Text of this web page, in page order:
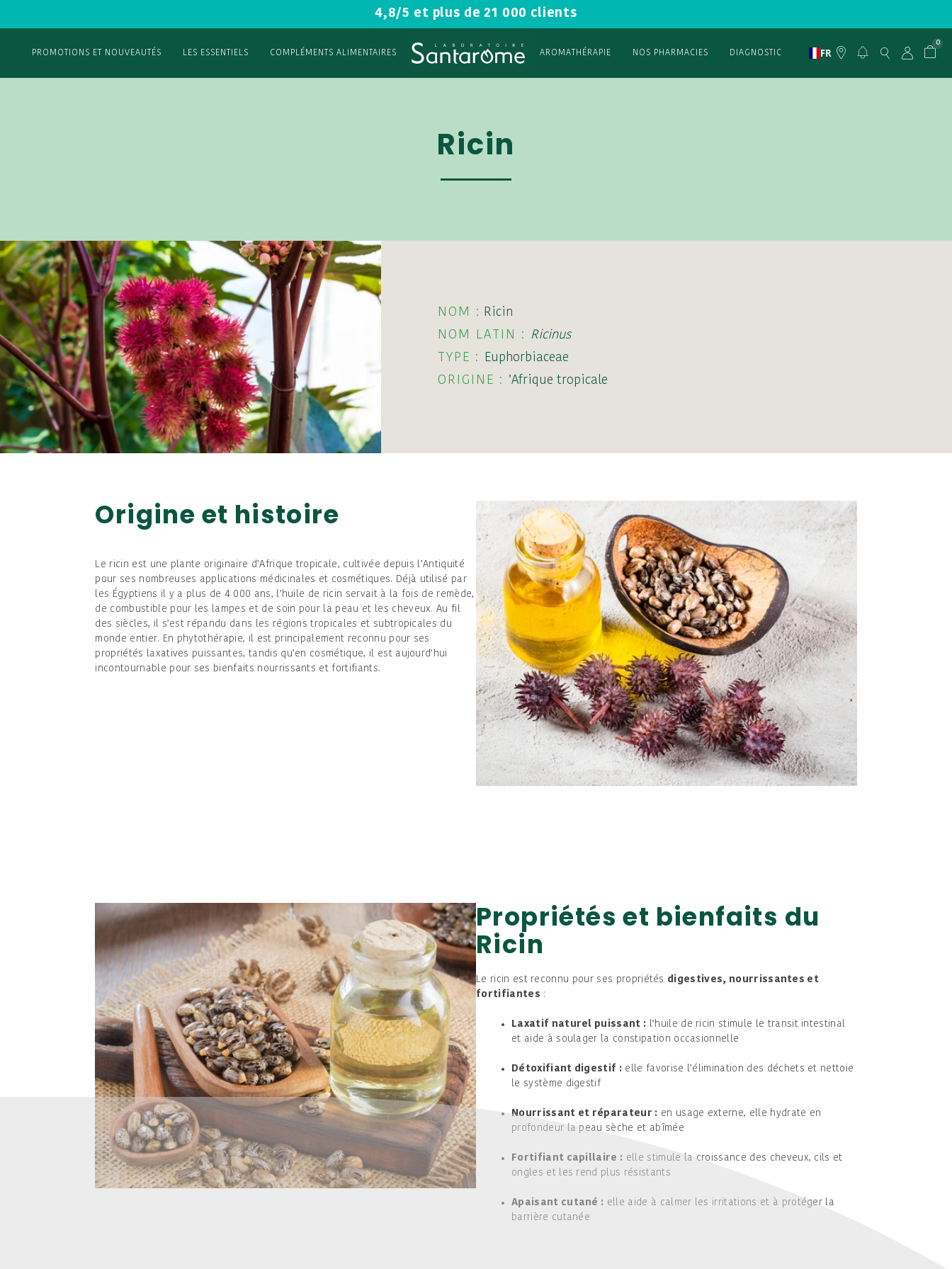
4,8/5 et plus de 21 000 clients
PROMOTIONS ET NOUVEAUTÉS LES ESSENTIELS COMPLÉMENTS ALIMENTAIRES AROMATHÉRAPIE NOS PHARMACIES DIAGNOSTIC FR
0
Ricin
NOM : Ricin
NOM LATIN : Ricinus
TYPE : Euphorbiaceae
ORIGINE : ’Afrique tropicale
Origine et histoire
Le ricin est une plante originaire d’Afrique tropicale, cultivée depuis l’Antiquité
pour ses nombreuses applications médicinales et cosmétiques. Déjà utilisé par
les Égyptiens il y a plus de 4 000 ans, l’huile de ricin servait à la fois de remède,
de combustible pour les lampes et de soin pour la peau et les cheveux. Au fil
des siècles, il s’est répandu dans les régions tropicales et subtropicales du
monde entier. En phytothérapie, il est principalement reconnu pour ses
propriétés laxatives puissantes, tandis qu’en cosmétique, il est aujourd’hui
incontournable pour ses bienfaits nourrissants et fortifiants.
Propriétés et bienfaits du
Ricin
Le ricin est reconnu pour ses propriétés digestives, nourrissantes et
fortifiantes :
Laxatif naturel puissant : l’huile de ricin stimule le transit intestinal
et aide à soulager la constipation occasionnelle
Détoxifiant digestif : elle favorise l’élimination des déchets et nettoie
le système digestif
Nourrissant et réparateur : en usage externe, elle hydrate en
profondeur la peau sèche et abîmée
Fortifiant capillaire : elle stimule la croissance des cheveux, cils et
ongles et les rend plus résistants
Apaisant cutané : elle aide à calmer les irritations et à protéger la
barrière cutanée